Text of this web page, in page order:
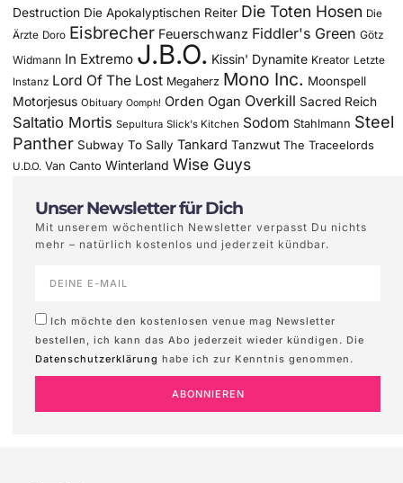
Destruction Die Apokalyptischen Reiter Die Toten Hosen Die
Ärzte Doro Eisbrecher Feuerschwanz Fiddler's Green Götz
Widmann In Extremo J.B.O. Kissin' Dynamite Kreator Letzte
Instanz Lord Of The Lost Megaherz Mono Inc. Moonspell
Motorjesus Obituary Oomph! Orden Ogan Overkill Sacred Reich
Saltatio Mortis Sepultura Slick's Kitchen Sodom Stahlmann Steel
Panther Subway To Sally Tankard Tanzwut The Traceelords
U.D.O. Van Canto Winterland Wise Guys
Unser Newsletter für Dich
Mit unserem wöchentlich Newsletter verpasst Du nichts
mehr – natürlich kostenlos und jederzeit kündbar.
Ich möchte den kostenlosen venue mag Newsletter
bestellen, ich kann das Abo jederzeit wieder kündigen. Die
Datenschutzerklärung habe ich zur Kenntnis genommen.
ABONNIEREN